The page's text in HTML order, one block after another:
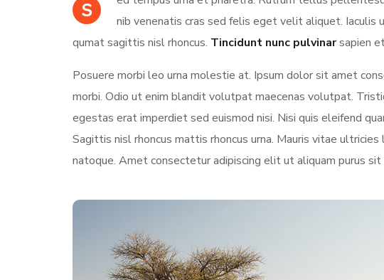
S
nib venenatis cras sed felis eget velit aliquet. Iaculis
qumat sagittis nisl rhoncus. Tincidunt nunc pulvinarsapien
Posuere morbi leo urna molestie at. Ipsum dolor sit amet
morbi. Odio ut enim blandit volutpat maecenas volutpat.
egestas erat imperdiet sed euismod nisi. Nisi quis eleifend
Sagittis nisl rhoncus mattis rhoncus urna. Mauris vitae
natoque. Amet consectetur adipiscing elit ut aliquam purus